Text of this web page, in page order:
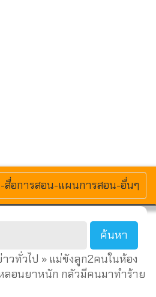
สื่อการสอน-แผนการสอน-อื่นๆ
วทั่วไป » แม่ขังลูก2คนในห้อง
ลอนยาหนัก กลัวมีคนมาทำร้าย